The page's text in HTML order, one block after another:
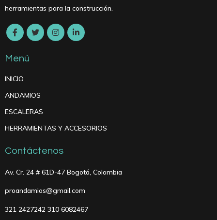
herramientas para la construcción.
Menú
INICIO
ANDAMIOS
ESCALERAS
HERRAMIENTAS Y ACCESORIOS
Contáctenos
Av. Cr. 24 # 61D-47 Bogotá, Colombia
proandamios@gmail.com
321 2427242 310 6082467